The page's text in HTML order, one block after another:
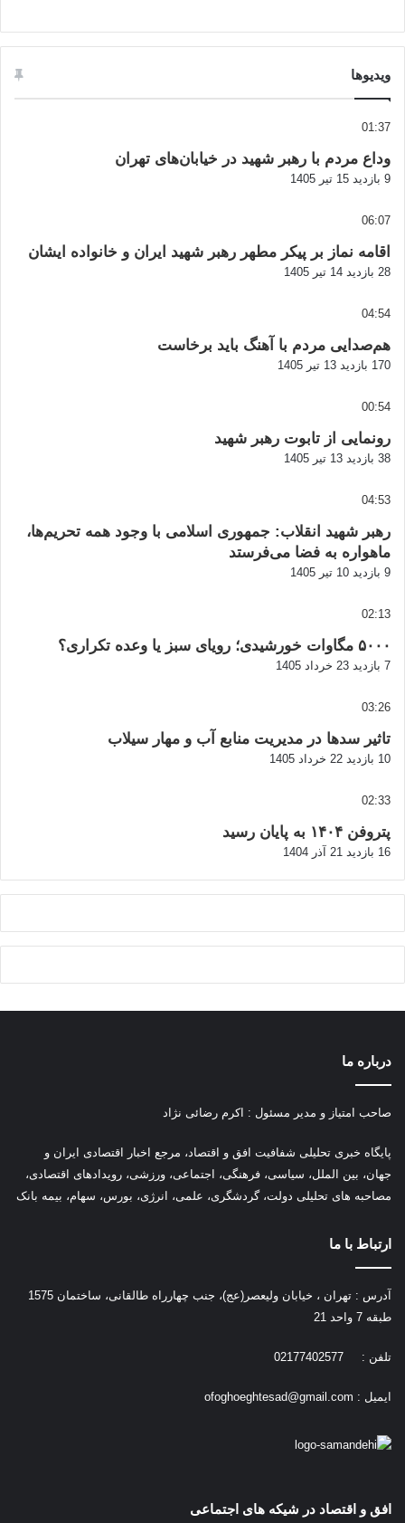
ویدیوها
01:37
وداع مردم با رهبر شهید در خیابان‌های تهران
9 بازدید 15 تیر 1405
06:07
اقامه نماز بر پیکر مطهر رهبر شهید ایران و خانواده ایشان
28 بازدید 14 تیر 1405
04:54
هم‌صدایی مردم با آهنگ باید برخاست
170 بازدید 13 تیر 1405
00:54
رونمایی از تابوت رهبر شهید
38 بازدید 13 تیر 1405
04:53
رهبر شهید انقلاب: جمهوری اسلامی با وجود همه تحریم‌ها،
ماهواره به فضا می‌فرستد
9 بازدید 10 تیر 1405
02:13
۵۰۰۰ مگاوات خورشیدی؛ رویای سبز یا وعده تکراری؟
7 بازدید 23 خرداد 1405
03:26
تاثیر سدها در مدیریت منابع آب و مهار سیلاب
10 بازدید 22 خرداد 1405
02:33
پتروفن ۱۴۰۴ به پایان رسید
16 بازدید 21 آذر 1404
درباره ما
صاحب امتیاز و مدیر مسئول : اکرم رضائی نژاد
پایگاه خبری تحلیلی شفافیت افق و اقتصاد، مرجع اخبار اقتصادی ایران و
جهان، بین الملل، سیاسی، فرهنگی، اجتماعی، ورزشی، رویدادهای اقتصادی،
مصاحبه های تحلیلی دولت، گردشگری، علمی، انرژی، بورس، سهام، بیمه بانک
ارتباط با ما
آدرس : تهران ، خیابان ولیعصر(عج)، جنب چهارراه طالقانی، ساختمان 1575
طبقه 7 واحد 21
تلفن : 02177402577
ایمیل : ofoghoeghtesad@gmail.com
افق و اقتصاد در شیکه های اجتماعی